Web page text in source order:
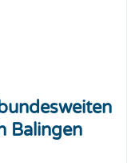
Balingen